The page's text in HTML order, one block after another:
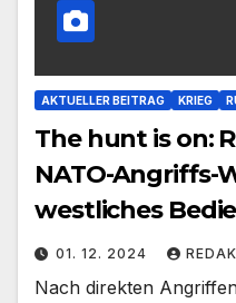
AKTUELLER BEITRAG KRIEG
The hunt is on:
NATO-Angriffs-
westliches
01. 12. 2024
Nach direkten